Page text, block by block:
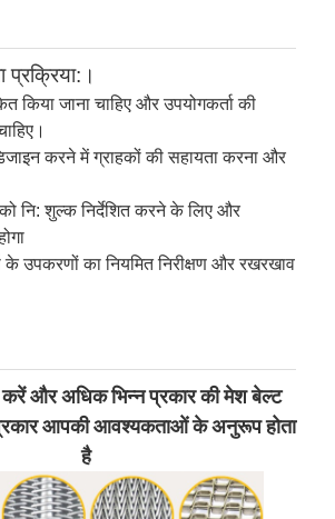
प्रक्रिया:।
किया जाना चाहिए और उपयोगकर्ता की
करने में ग्राहकों की सहायता करना और
नि: शुल्क निर्देशित करने के लिए और
के उपकरणों का नियमित निरीक्षण और रखरखाव
और अधिक भिन्न प्रकार की मेश बेल्ट
आपकी आवश्यकताओं के अनुरूप होता
है